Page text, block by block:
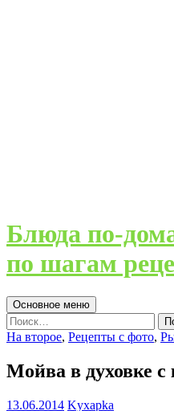
Блюда по-
по шагам
Поиск
Основное меню Перейти
к
содержимому
Найти:
На второе, Рецепты с фото,
Мойва в духовке с
13.06.2014 Kyxapka